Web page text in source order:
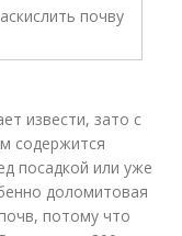
извести, зато с
содержится
посадкой или уже
доломитовая
потому что